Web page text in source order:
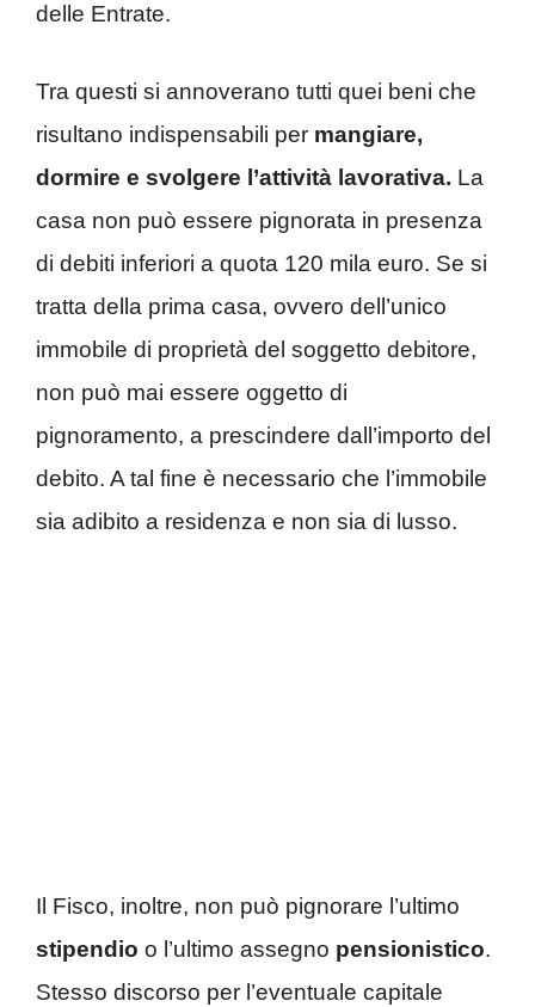
delle Entrate.
Tra questi si annoverano tutti quei beni che
risultano indispensabili per mangiare,
dormire e svolgere l’attività lavorativa. La
casa non può essere pignorata in presenza
di debiti inferiori a quota 120 mila euro. Se si
tratta della prima casa, ovvero dell’unico
immobile di proprietà del soggetto debitore,
non può mai essere oggetto di
pignoramento, a prescindere dall’importo del
debito. A tal fine è necessario che l’immobile
sia adibito a residenza e non sia di lusso.
Il Fisco, inoltre, non può pignorare l’ultimo
stipendio o l’ultimo assegno pensionistico.
Stesso discorso per l’eventuale capitale